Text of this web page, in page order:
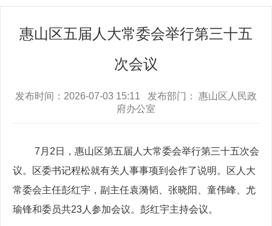
惠山区五届人大常委会举行第三十五
次会议
发布时间：2026-07-03 15:11 发布部门： 惠山区人民政
府办公室
7月2日，惠山区第五届人大常委会举行第三十五次会
议。区委书记程松就有关人事事项到会作了说明。区人大
常委会主任彭红宇，副主任袁漪韬、张晓阳、童伟峰、尤
瑜锋和委员共23人参加会议。彭红宇主持会议。